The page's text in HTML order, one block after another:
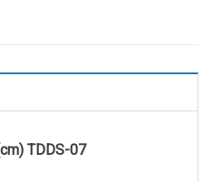
TDDS-07